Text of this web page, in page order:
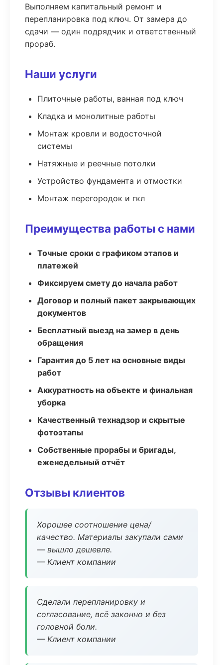
Выполняем капитальный ремонт и
перепланировка под ключ. От замера до
сдачи — один подрядчик и ответственный
прораб.
Наши услуги
Плиточные работы, ванная под ключ
Кладка и монолитные работы
Монтаж кровли и водосточной
системы
Натяжные и реечные потолки
Устройство фундамента и отмостки
Монтаж перегородок и гкл
Преимущества работы с нами
Точные сроки с графиком этапов и
платежей
Фиксируем смету до начала работ
Договор и полный пакет закрывающих
документов
Бесплатный выезд на замер в день
обращения
Гарантия до 5 лет на основные виды
работ
Аккуратность на объекте и финальная
уборка
Качественный технадзор и скрытые
фотоэтапы
Собственные прорабы и бригады,
еженедельный отчёт
Отзывы клиентов
Хорошее соотношение цена/
качество. Материалы закупали сами
— вышло дешевле.
— Клиент компании
Сделали перепланировку и
согласование, всё законно и без
головной боли.
— Клиент компании